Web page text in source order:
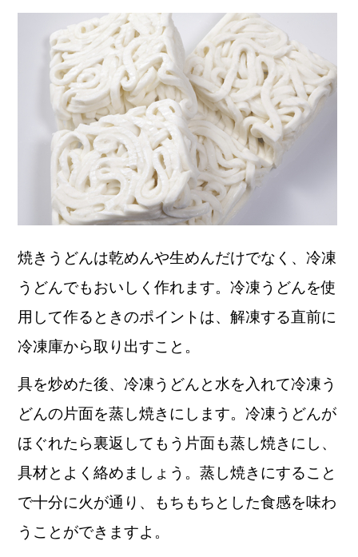
焼きうどんは乾めんや生めんだけでなく、冷凍
うどんでもおいしく作れます。冷凍うどんを使
用して作るときのポイントは、解凍する直前に
冷凍庫から取り出すこと。
具を炒めた後、冷凍うどんと水を入れて冷凍う
どんの片面を蒸し焼きにします。冷凍うどんが
ほぐれたら裏返してもう片面も蒸し焼きにし、
具材とよく絡めましょう。蒸し焼きにすること
で十分に火が通り、もちもちとした食感を味わ
うことができますよ。